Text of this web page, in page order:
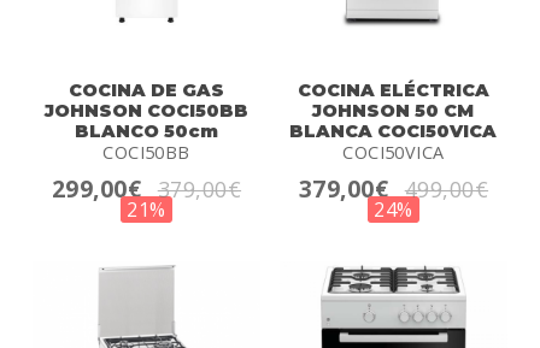
COCINA DE GAS
JOHNSON COCI50BB
BLANCO 50cm
COCI50BB
299,00€ 379,00€
21%
COCINA ELÉCTRICA
JOHNSON 50 CM
BLANCA COCI50VICA
COCI50VICA
379,00€ 499,00€
24%